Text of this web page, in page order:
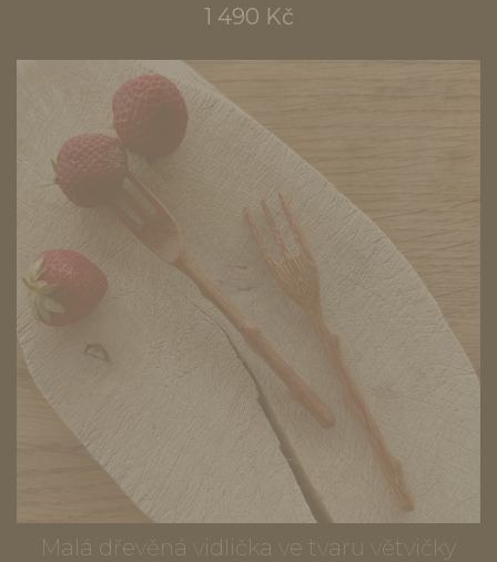
1 490 Kč
Malá dřevěná vidlička ve tvaru větvičky